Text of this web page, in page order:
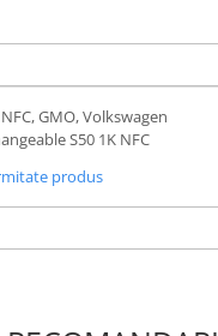
GMO, Volkswagen
S50 1K NFC
produs